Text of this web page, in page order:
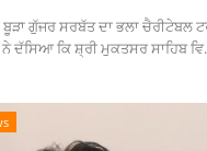
ਗੁੱਜਰ ਸਰਬੱਤ ਦਾ ਭਲਾ ਚੈਰੀਟੇਬਲ
ਦੱਸਿਆ ਕਿ ਸ਼੍ਰੀ ਮੁਕਤਸਰ ਸਾਹਿਬ